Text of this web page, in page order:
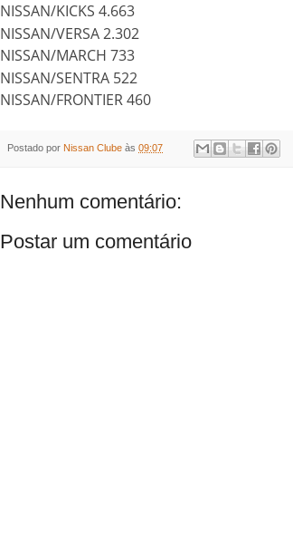
NISSAN/KICKS 4.663
NISSAN/VERSA 2.302
NISSAN/MARCH 733
NISSAN/SENTRA 522
NISSAN/FRONTIER 460
Postado por Nissan Clube às 09:07
Nenhum comentário:
Postar um comentário